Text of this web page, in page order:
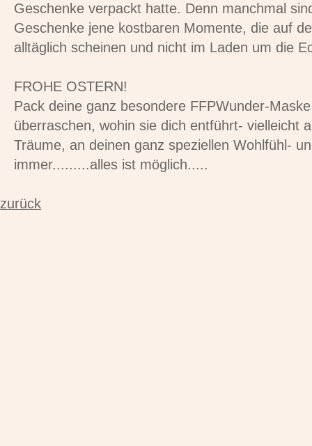
Geschenke verpackt hatte. Denn manchmal
Geschenke jene kostbaren Momente, die auf
alltäglich scheinen und nicht im Laden um die
FROHE OSTERN!
Pack deine ganz besondere FFPWunder-
überraschen, wohin sie dich entführt- vielleicht
Träume, an deinen ganz speziellen Wohlfühl-
immer.........alles ist möglich.....
zurück